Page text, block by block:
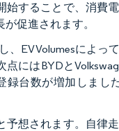
することで、消費
促進されます。
、EV Volumesによ
にはBYDと
台数が増加しまし
想されます。自律